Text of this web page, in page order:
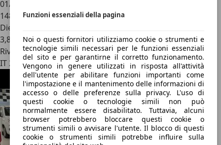
Funzioni essenziali della pagina
Noi o questi fornitori utilizziamo cookie o strumenti e
tecnologie simili necessari per le funzioni essenziali
del sito e per garantirne il corretto funzionamento.
Vengono in genere utilizzati in risposta all'attività
dell'utente per abilitare funzioni importanti come
l'impostazione e il mantenimento delle informazioni di
accesso o delle preferenze sulla privacy. L'uso di
questi cookie o tecnologie simili non può
normalmente essere disabilitato. Tuttavia, alcuni
browser potrebbero bloccare questi cookie o
strumenti simili o avvisare l'utente. Il blocco di questi
cookie o strumenti simili potrebbe influire sulla
01/2013
148.000 km
Diesel
3,8 l/100 km (comb.)
Rivenditore
IT 25030